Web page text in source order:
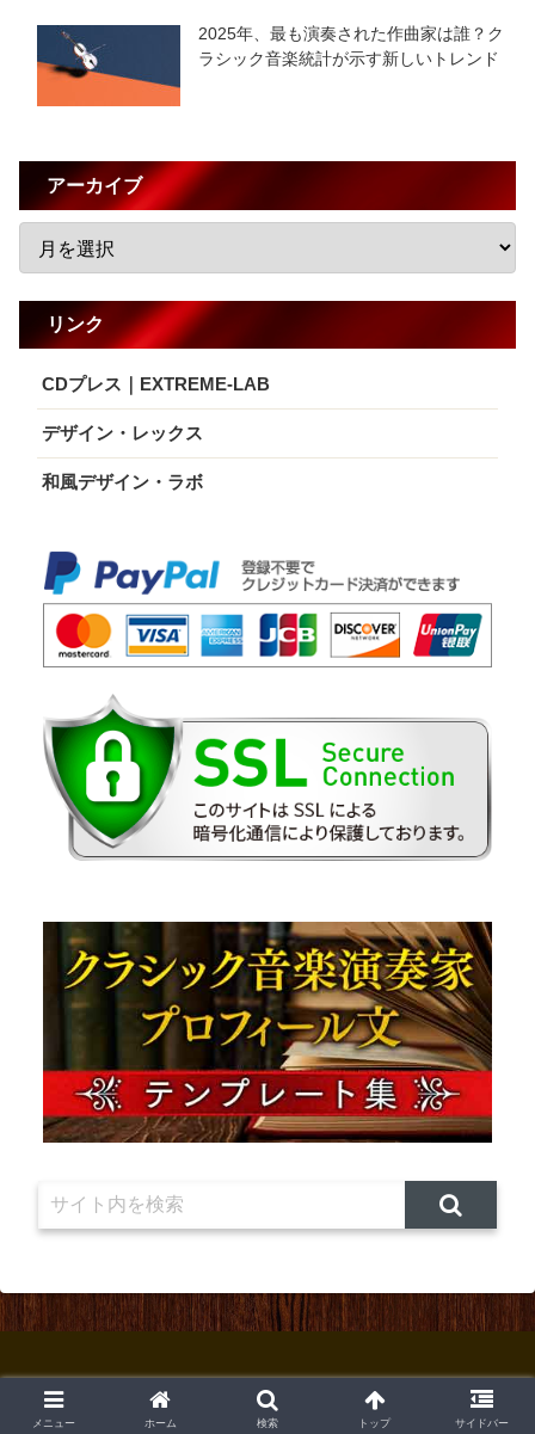
2025年、最も演奏された作曲家は誰？ク
ラシック音楽統計が示す新しいトレンド
アーカイブ
リンク
CDプレス｜EXTREME-LAB
デザイン・レックス
和風デザイン・ラボ
© 2012 コンサート・演奏会のチラシ デザイン＆印刷.
メニュー ホーム 検索 トップ サイドバー